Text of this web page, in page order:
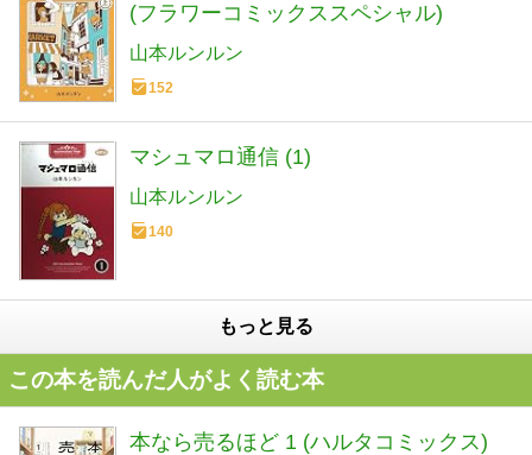
(フラワーコミックススペシャル)
山本ルンルン
152
マシュマロ通信 (1)
山本ルンルン
140
もっと見る
この本を読んだ人がよく読む本
本なら売るほど 1 (ハルタコミックス)